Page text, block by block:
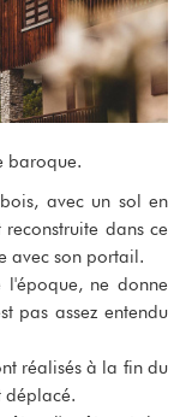
baroque.
avec un sol en
dans ce
avec son portail.
ne donne
pas assez entendu
réalisés à la fin du
déplacé.